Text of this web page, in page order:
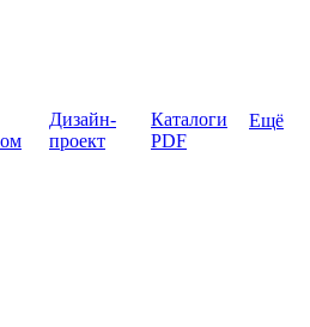
Дизайн-
проект
Каталоги
PDF
Ещё